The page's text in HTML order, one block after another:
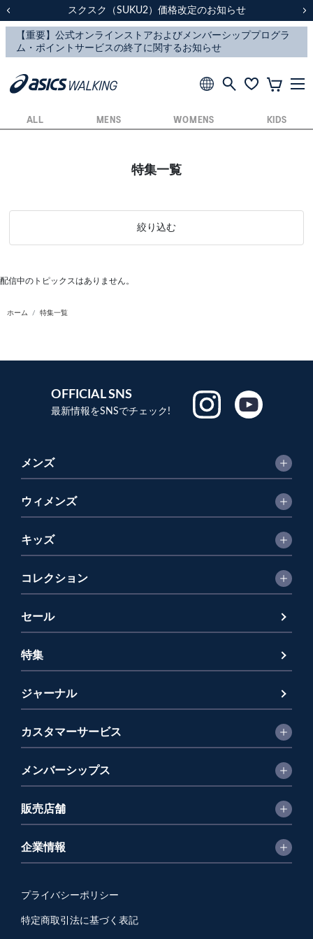
スクスク（SUKU2）価格改定のお知らせ
配送に関するお知らせ
スクスク（SUKU2）価格改定のお知らせ
配送に関するお知らせ
ALL MENS WOMENS KIDS
特集一覧
絞り込む
配信中のトピックスはありません。
ホーム 特集一覧
OFFICIAL SNS
最新情報をSNSでチェック!
メンズ
ウィメンズ
キッズ
コレクション
セール
特集
ジャーナル
カスタマーサービス
メンバーシップス
販売店舗
企業情報
プライバシーポリシー
特定商取引法に基づく表記